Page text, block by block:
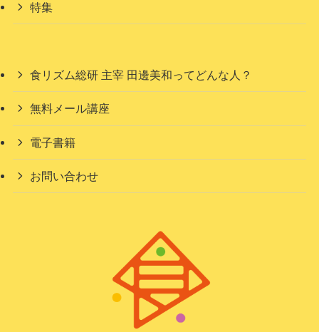
特集
食リズム総研 主宰 田邊美和ってどんな人？
無料メール講座
電子書籍
お問い合わせ